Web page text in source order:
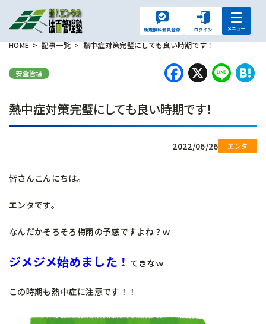
HOME 記事一覧 熱中症対策完璧にしても良い時期です！
安全管理 X
熱中症対策完璧にしても良い時期です！
2022/06/26
皆さんこんにちは。
エンタです。
なんだかそろそろ梅雨の予感ですよね？ｗ
ジメジメ始めました！ てきなｗ
この時期も熱中症に注意です！！